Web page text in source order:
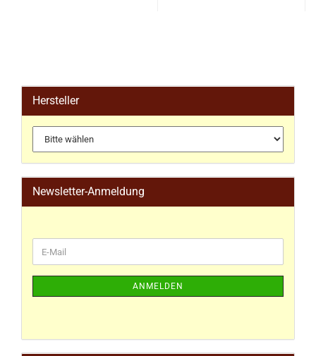
Hersteller
Newsletter-Anmeldung
ANMELDEN